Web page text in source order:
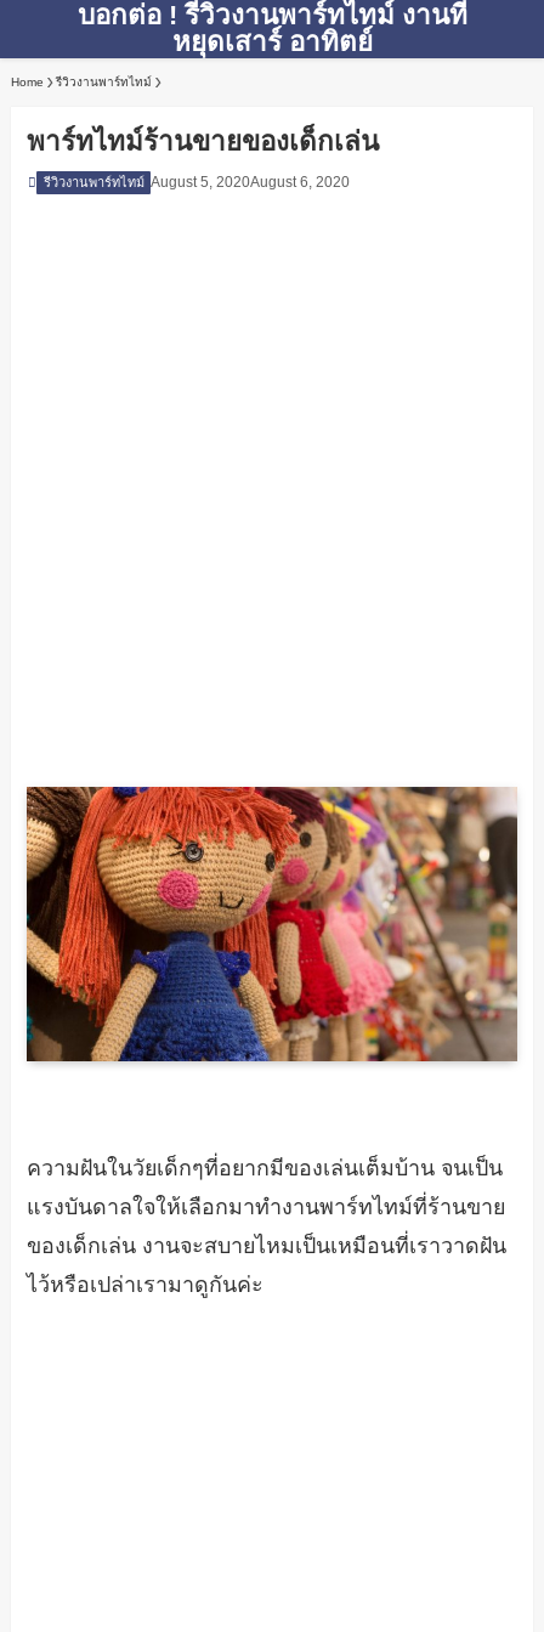
บอกต่อ ! รีวิวงานพาร์ทไทม์ งานที่
หยุดเสาร์ อาทิตย์
Home รีวิวงานพาร์ทไทม์
พาร์ทไทม์ร้านขายของเด็กเล่น
รีวิวงานพาร์ทไทม์ August 5, 2020August 6, 2020
ความฝันในวัยเด็กๆที่อยากมีของเล่นเต็มบ้าน จนเป็น
แรงบันดาลใจให้เลือกมาทำงานพาร์ทไทม์ที่ร้านขาย
ของเด็กเล่น งานจะสบายไหมเป็นเหมือนที่เราวาดฝัน
ไว้หรือเปล่าเรามาดูกันค่ะ